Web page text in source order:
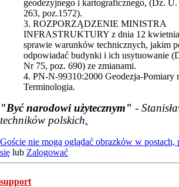
geodezyjnego i kartograficznego, (Dz.
263, poz.1572).
3. ROZPORZĄDZENIE MINISTRA
INFRASTRUKTURY z dnia 12
sprawie warunków technicznych, jakim
odpowiadać budynki i ich usytuowanie
Nr 75, poz. 690) ze zmianami.
4. PN-N-99310:2000 Geodezja-Pomiary
Terminologia.
"Być narodowi użytecznym" -
techników polskich.
Goście nie mogą oglądać obrazków w postach,
się lub Zalogować
support